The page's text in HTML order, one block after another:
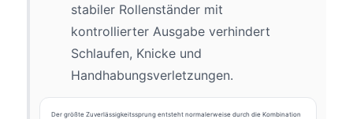
stabiler Rollenständer mit
kontrollierter Ausgabe verhindert
Schlaufen, Knicke und
Handhabungsverletzungen.
Der größte Zuverlässigkeitssprung entsteht normalerweise durch die Kombination